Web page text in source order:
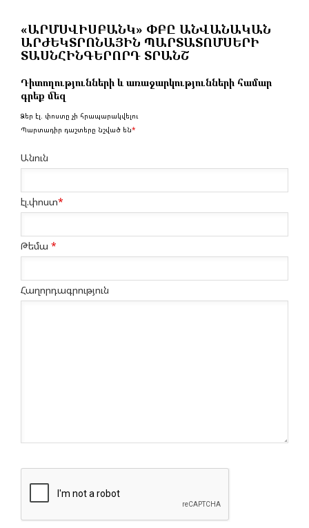
«ԱՐՄՍՎԻՍԲԱՆԿ» ՓԲԸ ԱՆՎԱՆԱԿԱՆ
ԱՐԺԵԿՏՐՈՆԱՅԻՆ ՊԱՐՏԱՏՈՄՍԵՐԻ
ՏԱՍՆՀԻՆԳԵՐՈՐԴ ՏՐԱՆՇ
Դիտողությունների և առաջարկությունների համար
գրեք մեզ
Ձեր էլ. փոստը չի հրապարակվելու
Պարտադիր դաշտերը նշված են*
Անուն
էլ.փոստ*
Թեմա *
Հաղորդագրություն